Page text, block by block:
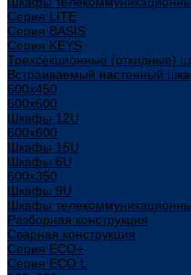
Cерия LITE
Cерия BASIS
Cерия KEYS
Трехсекционные (откидные)
Встраиваемый настенный
600x450
600x600
Шкафы 12U
600x600
Шкафы 15U
Шкафы 6U
600x350
Шкафы 9U
Шкафы
Разборная конструкция
Сварная конструкция
Серия ECO+
Серия ECO L